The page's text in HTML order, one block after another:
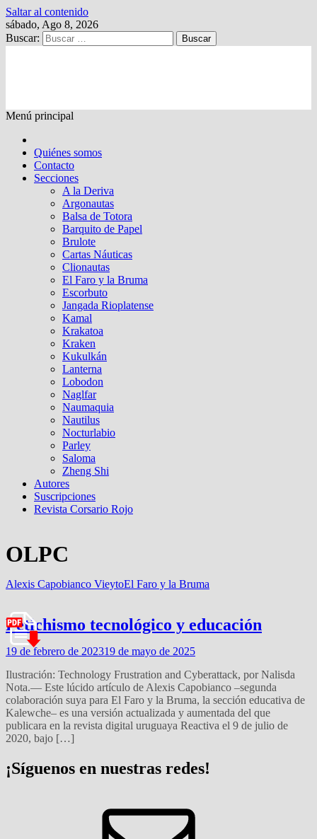
Saltar al contenido
sábado, Ago 8, 2026
Buscar:
Menú principal
Quiénes somos
Contacto
Secciones
A la Deriva
Argonautas
Balsa de Totora
Barquito de Papel
Brulote
Cartas Náuticas
Clionautas
El Faro y la Bruma
Escorbuto
Jangada Rioplatense
Kamal
Krakatoa
Kraken
Kukulkán
Lanterna
Lobodon
Naglfar
Naumaquia
Nautilus
Nocturlabio
Parley
Saloma
Zheng Shi
Autores
Suscripciones
Revista Corsario Rojo
OLPC
Alexis Capobianco VieytoEl Faro y la Bruma
Fetichismo tecnológico y educación
19 de febrero de 202319 de mayo de 2025
Ilustración: Technology Frustration and Cyberattack, por Nalisda
Nota.— Este lúcido artículo de Alexis Capobianco –segunda
colaboración suya para El Faro y la Bruma, la sección educativa de
Kalewche– es una versión actualizada y aumentada del que
publicara en la revista digital uruguaya Reactiva el 9 de julio de
2020, bajo […]
¡Síguenos en nuestras redes!